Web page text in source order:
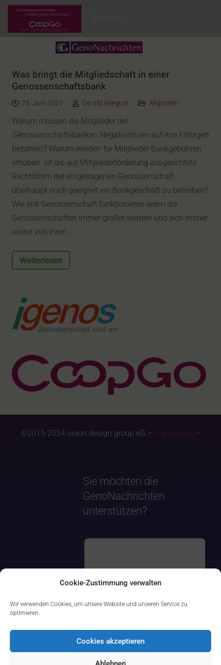
Cookie-Zustimmung verwalten
Wir verwenden Cookies, um unsere Website und unseren Service zu
optimieren.
Cookies akzeptieren
Was bringt die Mitgliedschaft in einer
Genossenschaftsbank
23. Juni 2021 Gerald Wiegner Allgemein
Warum müssen die Mitglieder der
Genossenschaftsbanken Negativzinsen auf ihre Einlagen
bezahlen? Warum werden für Mitglieder Bankgebühren
erhoben. Ist die auf Mitgliederförderung ausgerichtete
Rechtsform der eingetragenen Genossenschaft
überhaupt noch geeignet ein Bankgeschäft zu betreiben?
Wie soll Genossenschaft funktionieren wenn die
Genossenschaften immer größer werden und sich immer
weiter von ihren…
Weiterlesen
©2015-2024 union design group eG – Impressum –
Sie möchten die
GenoNachrichten
unterstützen?